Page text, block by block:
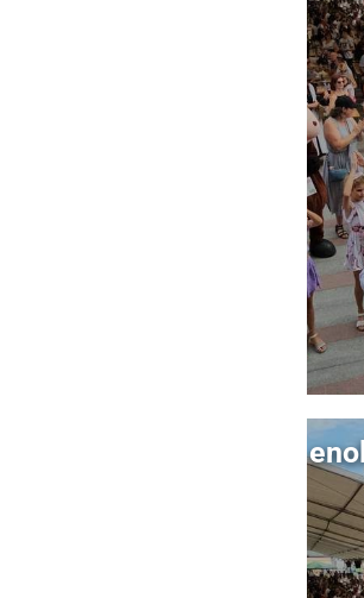
Video: Prleški sejem po